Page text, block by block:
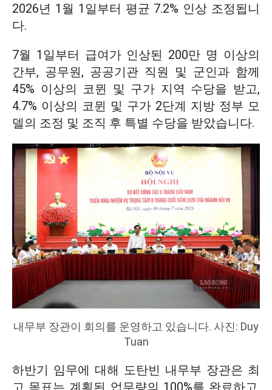
2026년 1월 1일부터 평균 7.2% 인상 조정됩니
다.
7월 1일부터 급여가 인상된 200만 명 이상의
간부, 공무원, 공공기관 직원 및 군인과 함께
45% 이상의 코뮌 및 구가 지역 수당을 받고,
4.7% 이상의 코뮌 및 구가 2단계 지방 정부 모
델의 조정 및 조직 후 특별 수당을 받았습니다.
내무부 장관이 회의를 운영하고 있습니다. 사진: Duy
Tuan
하반기 임무에 대해 도탄빈 내무부 장관은 최